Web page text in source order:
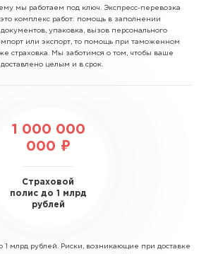
мы работаем под ключ. Экспресс-перевозка
комплекс работ: помощь в заполнении
упаковка, вызов персонального
или экспорт, то помощь при таможенном
страховка. Мы заботимся о том, чтобы ваше
целым и в срок.
1 000 000
000 ₽
Страховой
полис до 1 млрд
рублей
1 млрд рублей. Риски, возникающие при доставке